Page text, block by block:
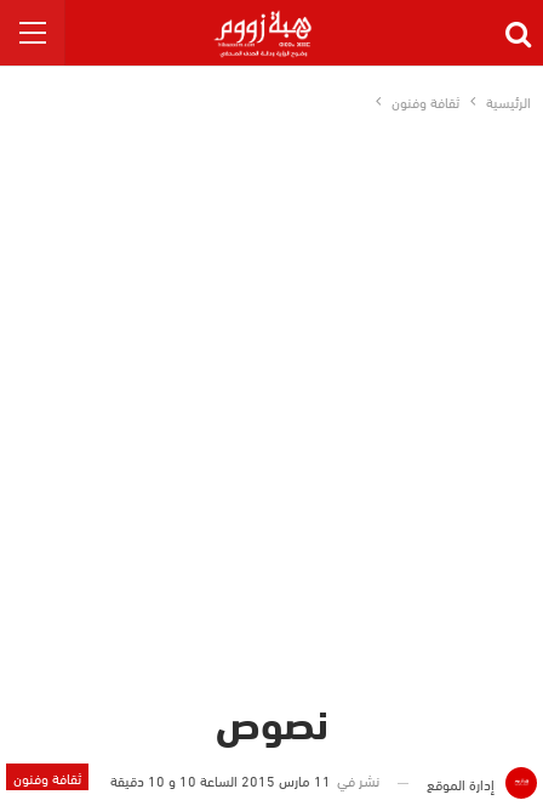
الرئيسية ثقافة وفنون
نصوص
ثقافة وفنون إدارة الموقع نشر في 11 مارس 2015 الساعة 10 و 10 دقيقة